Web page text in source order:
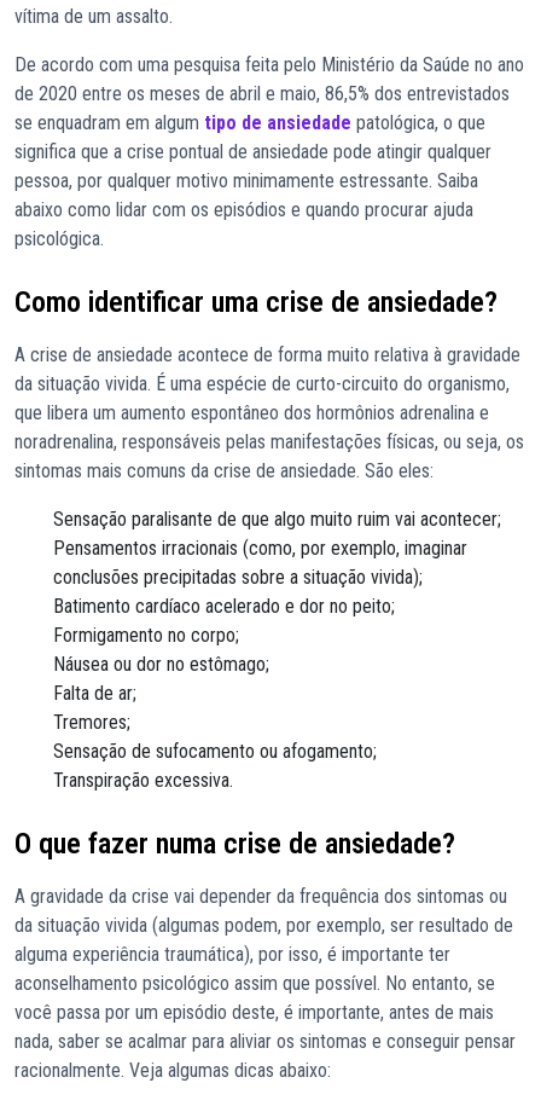
vítima de um assalto.
De acordo com uma pesquisa feita pelo Ministério da Saúde no ano
de 2020 entre os meses de abril e maio, 86,5% dos entrevistados
se enquadram em algum tipo de ansiedade patológica, o que
significa que a crise pontual de ansiedade pode atingir qualquer
pessoa, por qualquer motivo minimamente estressante. Saiba
abaixo como lidar com os episódios e quando procurar ajuda
psicológica.
Como identificar uma crise de ansiedade?
A crise de ansiedade acontece de forma muito relativa à gravidade
da situação vivida. É uma espécie de curto-circuito do organismo,
que libera um aumento espontâneo dos hormônios adrenalina e
noradrenalina, responsáveis pelas manifestações físicas, ou seja, os
sintomas mais comuns da crise de ansiedade. São eles:
Sensação paralisante de que algo muito ruim vai acontecer;
Pensamentos irracionais (como, por exemplo, imaginar
conclusões precipitadas sobre a situação vivida);
Batimento cardíaco acelerado e dor no peito;
Formigamento no corpo;
Náusea ou dor no estômago;
Falta de ar;
Tremores;
Sensação de sufocamento ou afogamento;
Transpiração excessiva.
O que fazer numa crise de ansiedade?
A gravidade da crise vai depender da frequência dos sintomas ou
da situação vivida (algumas podem, por exemplo, ser resultado de
alguma experiência traumática), por isso, é importante ter
aconselhamento psicológico assim que possível. No entanto, se
você passa por um episódio deste, é importante, antes de mais
nada, saber se acalmar para aliviar os sintomas e conseguir pensar
racionalmente. Veja algumas dicas abaixo: